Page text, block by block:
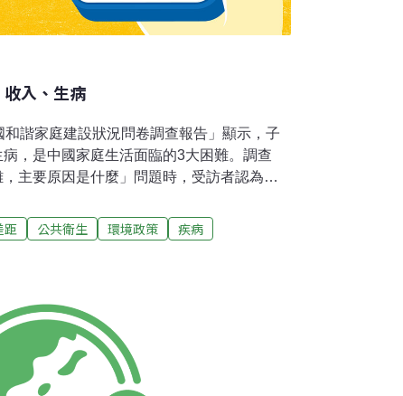
入、生病
諧家庭建設狀況問卷調查報告」顯示，子
，是中國家庭生活面臨的3大困難。調查
主要原因是什麼」問題時，受訪者認為困
，排在第3位的是家裏有病人（佔32%）。
擔重、家庭經濟收入低、家人的醫療照料
主要困難。這與媒體的反映和民眾在日常
分點；對於收入低家庭生活窘迫的感受，
百分點。農村選擇家務負擔太重的比重高於
擁擠的比重高於農村6.3個百分點；選擇家中
。這份報告顯示，6成家庭認為國家支持
距 公共衛生 環境政策
疾病